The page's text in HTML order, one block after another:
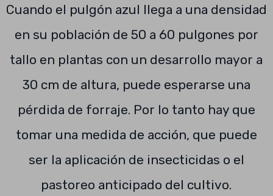
Cuando el pulgón azul llega a una densidad
en su población de 50 a 60 pulgones por
tallo en plantas con un desarrollo mayor a
30 cm de altura, puede esperarse una
pérdida de forraje. Por lo tanto hay que
tomar una medida de acción, que puede
ser la aplicación de insecticidas o el
pastoreo anticipado del cultivo.